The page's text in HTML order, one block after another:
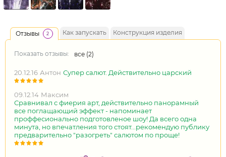
Отзывы 2 Как запускать Конструкция изделия
Показать отзывы: все (2)
20.12.16 Антон Супер салют. Действительно царский
09.12.14 Максим
Сравнивал с фиерия арт, действительно панорамный
все поглащающий эффект - напоминает
проффесионально подготовленое шоу! Да всего одна
минута, но впечатления того стоят...рекомендую публику
предварительно "разогреть" салютом по проще!